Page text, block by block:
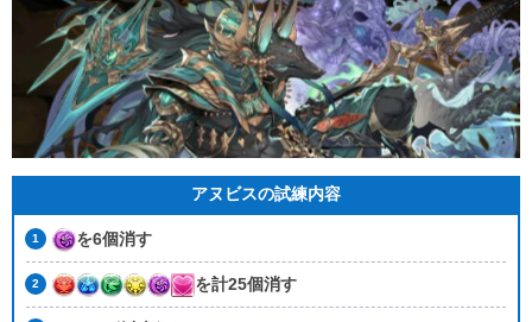
アヌビスの試練内容
を6個消す
を計25個消す